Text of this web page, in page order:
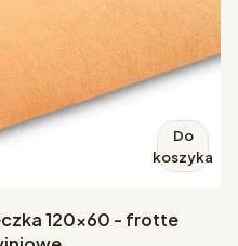
Do
koszyka
120x60 - frotte